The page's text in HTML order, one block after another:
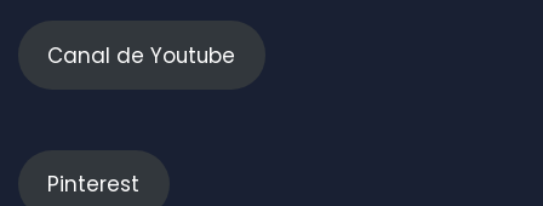
Canal de Youtube
Pinterest